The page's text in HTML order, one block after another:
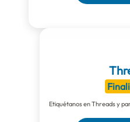
Etiquétanos en Threads y